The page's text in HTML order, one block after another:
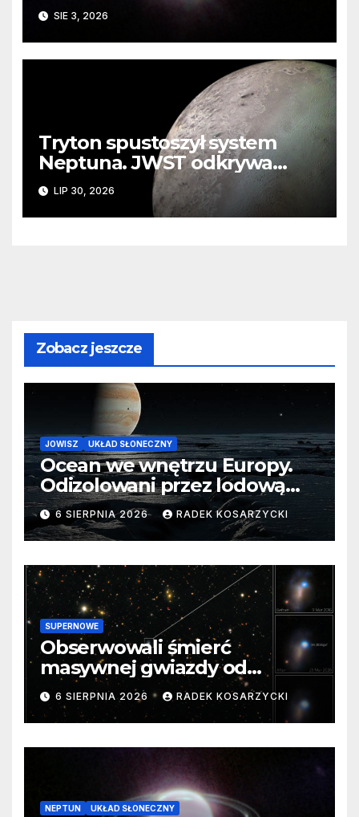
SIE 3, 2026
Tryton spustoszył system
Neptuna. JWST odkrywa
ślady kosmicznej katastrofy i
zaginionego lodu
LIP 30, 2026
Zobacz jeszcze
JOWISZ UKŁAD SŁONECZNY
Ocean we wnętrzu Europy.
Odizolowani przez lodową
barierę
6 SIERPNIA 2026 RADEK KOSARZYCKI
SUPERNOWE
Obserwowali śmierć
masywnej gwiazdy od
samego początku. Niezwykle
cenne dane
6 SIERPNIA 2026 RADEK KOSARZYCKI
NEPTUN UKŁAD SŁONECZNY